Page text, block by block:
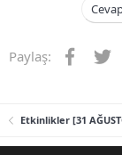
Paylaş:
Etkinlikler [31